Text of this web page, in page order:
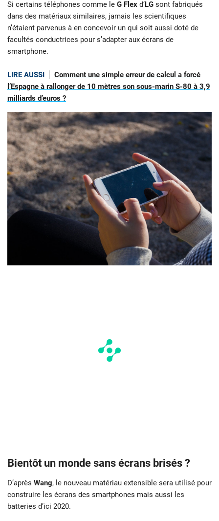
Si certains téléphones comme le G Flex d’LG sont fabriqués
dans des matériaux similaires, jamais les scientifiques
n’étaient parvenus à en concevoir un qui soit aussi doté de
facultés conductrices pour s’adapter aux écrans de
smartphone.
LIRE AUSSI
Comment une simple erreur de calcul a forcé
l’Espagne à rallonger de 10 mètres son sous-marin S-80 à 3,9
milliards d’euros ?
Bientôt un monde sans écrans brisés ?
D’après Wang, le nouveau matériau extensible sera utilisé pour
construire les écrans des smartphones mais aussi les
batteries d’ici 2020.